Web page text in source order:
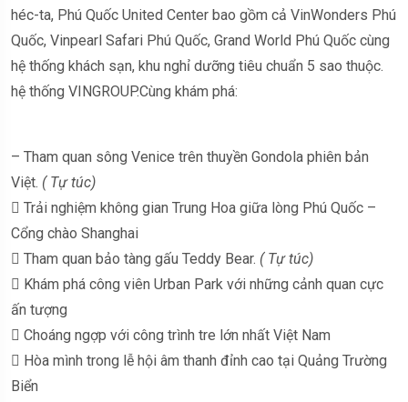
héc-ta, Phú Quốc United Center bao gồm cả VinWonders Phú
Quốc, Vinpearl Safari Phú Quốc, Grand World Phú Quốc cùng
hệ thống khách sạn, khu nghỉ dưỡng tiêu chuẩn 5 sao thuộc.
hệ thống VINGROUP.Cùng khám phá:
– Tham quan sông Venice trên thuyền Gondola phiên bản
Việt. ( Tự túc)
 Trải nghiệm không gian Trung Hoa giữa lòng Phú Quốc –
Cổng chào Shanghai
 Tham quan bảo tàng gấu Teddy Bear. ( Tự túc)
 Khám phá công viên Urban Park với những cảnh quan cực
ấn tượng
 Choáng ngợp với công trình tre lớn nhất Việt Nam
 Hòa mình trong lễ hội âm thanh đỉnh cao tại Quảng Trường
Biển